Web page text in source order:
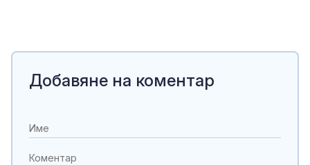
Добавяне на коментар